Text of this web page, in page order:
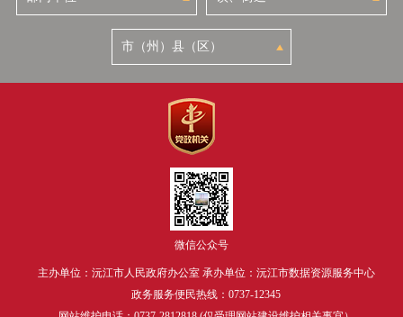
微信公众号
主办单位：沅江市人民政府办公室 承办单位：沅江市数据资源服务中心
政务服务便民热线：0737-12345